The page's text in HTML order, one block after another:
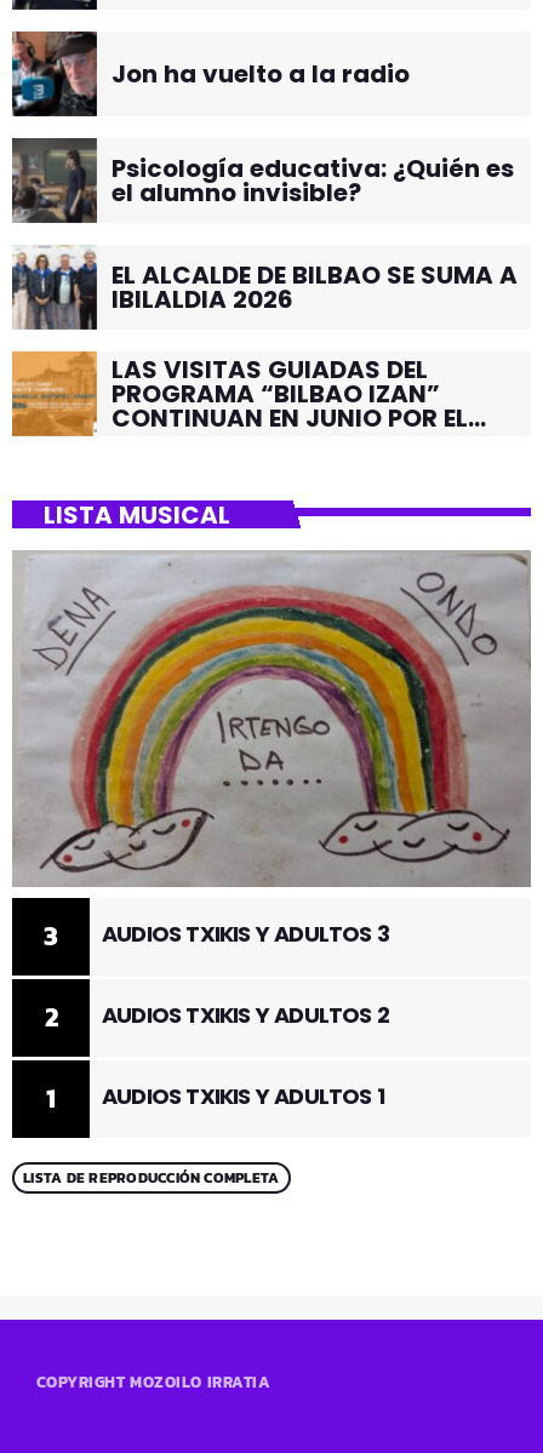
Jon ha vuelto a la radio
Psicología educativa: ¿Quién es
el alumno invisible?
EL ALCALDE DE BILBAO SE SUMA A
IBILALDIA 2026
LAS VISITAS GUIADAS DEL
PROGRAMA “BILBAO IZAN”
CONTINUAN EN JUNIO POR EL
LISTA MUSICAL
1 AUDIOS TXIKIS Y ADULTOS 1
2 AUDIOS TXIKIS Y ADULTOS 2
3 AUDIOS TXIKIS Y ADULTOS 3
LISTA DE REPRODUCCIÓN COMPLETA
COPYRIGHT MOZOILO IRRATIA